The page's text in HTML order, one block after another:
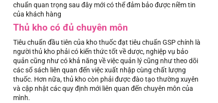
chuẩn quan trọng sau đây mới có thể đảm bảo được niềm tin
của khách hàng
Thủ kho có đủ chuyên môn
Tiêu chuẩn đầu tiên của kho thuốc đạt tiêu chuẩn GSP chính là
người thủ kho phải có kiến thức tốt về dược, nghiệp vụ bảo
quản cũng như có khả năng về việc quản lý cũng như theo dõi
các sổ sách liên quan đến việc xuất nhập cùng chất lượng
thuốc. Hơn nữa, thủ kho còn phải được đào tạo thường xuyên
và cập nhật các quy định mới liên quan đến chuyên môn của
mình.